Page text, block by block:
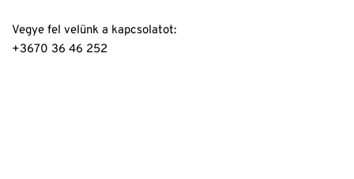
Vegye fel velünk a kapcsolatot:
+3670 36 46 252